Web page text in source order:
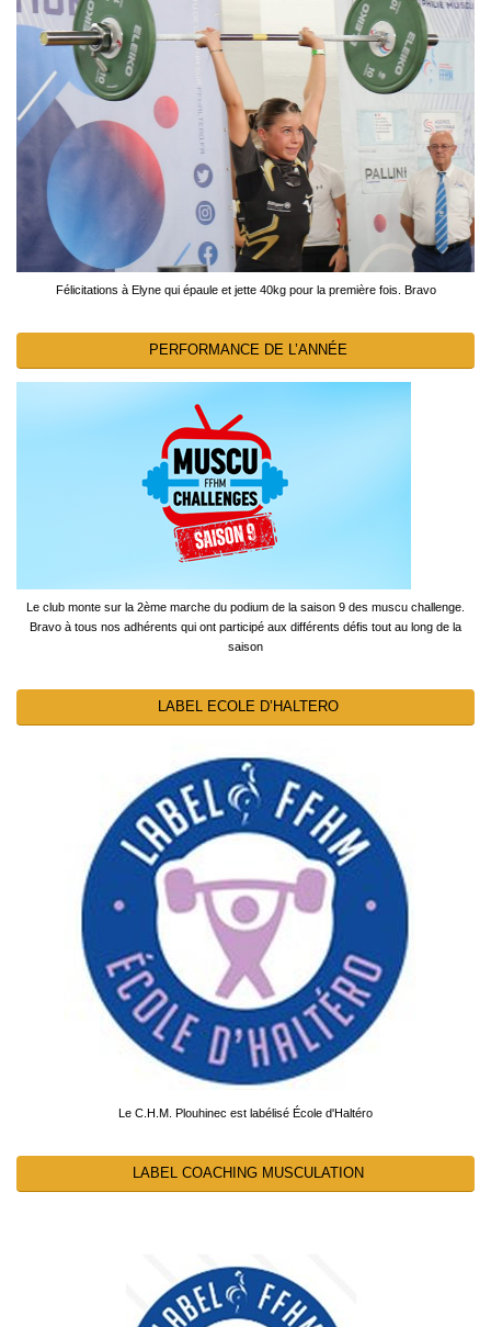
Félicitations à Elyne qui épaule et jette 40kg pour la première fois. Bravo
PERFORMANCE DE L’ANNÉE
Le club monte sur la 2ème marche du podium de la saison 9 des muscu challenge.
Bravo à tous nos adhérents qui ont participé aux différents défis tout au long de la
saison
LABEL ECOLE D’HALTERO
Le C.H.M. Plouhinec est labélisé École d'Haltéro
LABEL COACHING MUSCULATION